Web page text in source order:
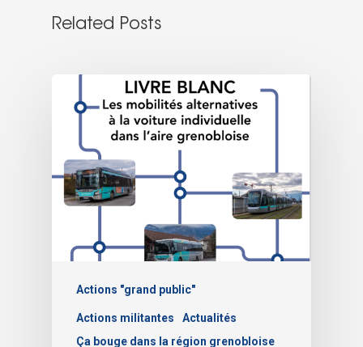
Related Posts
Actions "grand public"
Actions militantes
Actualités
Ça bouge dans la région grenobloise